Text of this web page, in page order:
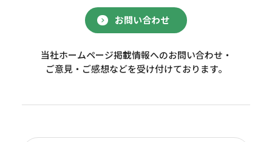
お問い合わせ
当社ホームページ掲載情報へのお問い合わせ・
ご意見・ご感想などを受け付けております。